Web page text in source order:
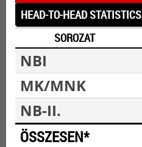
HEAD-TO-HEAD STATISTICS
SOROZAT
NBI
MK/MNK
NB-II.
ÖSSZESEN*